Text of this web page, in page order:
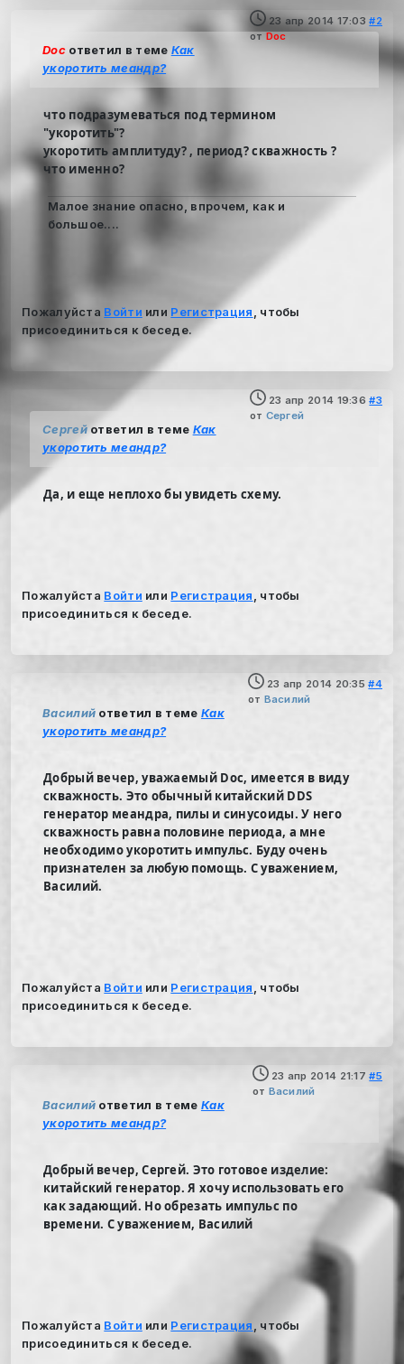
23 апр 2014 17:03 #2
от Doc
Docответил в теме Как
укоротить меандр?
что подразумеваться под термином
"укоротить"?
укоротить амплитуду? , период? скважность ?
что именно?
Малое знание опасно, впрочем, как и
большое....
Пожалуйста Войти или Регистрация
, чтобы
присоединиться к беседе.
23 апр 2014 19:36 #3
от Сергей
Сергейответил в теме Как
укоротить меандр?
Да, и еще неплохо бы увидеть схему.
Пожалуйста Войти или Регистрация
, чтобы
присоединиться к беседе.
23 апр 2014 20:35 #4
от Василий
Василий ответил в теме Как
укоротить меандр?
Добрый вечер, уважаемый Doc, имеется в виду
скважность. Это обычный китайский DDS
генератор меандра, пилы и синусоиды. У него
скважность равна половине периода, а мне
необходимо укоротить импульс. Буду очень
признателен за любую помощь. С уважением,
Василий.
Пожалуйста Войти или Регистрация
, чтобы
присоединиться к беседе.
23 апр 2014 21:17 #5
от Василий
Василий ответил в теме Как
укоротить меандр?
Добрый вечер, Сергей. Это готовое изделие:
китайский генератор. Я хочу использовать его
как задающий. Но обрезать импульс по
времени. С уважением, Василий
Пожалуйста Войти или Регистрация
, чтобы
присоединиться к беседе.